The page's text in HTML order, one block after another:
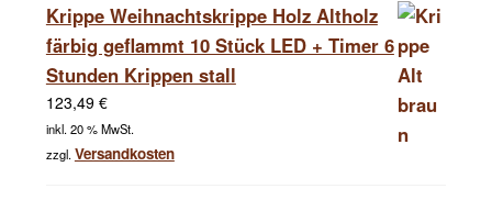
Krippe Weihnachtskrippe Holz Altholz
färbig geflammt 10 Stück LED + Timer 6
Stunden Krippen stall
123,49 €
inkl. 20 % MwSt.
zzgl.Versandkosten